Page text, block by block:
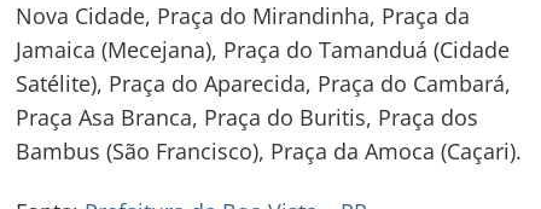
Nova Cidade, Praça do Mirandinha, Praça da
Jamaica (Mecejana), Praça do Tamanduá (Cidade
Satélite), Praça do Aparecida, Praça do Cambará,
Praça Asa Branca, Praça do Buritis, Praça dos
Bambus (São Francisco), Praça da Amoca (Caçari).